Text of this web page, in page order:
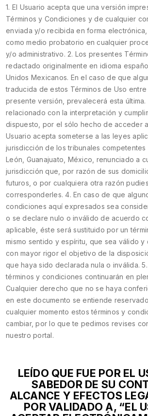
1. El Usuario acepta que una versión
Términos y Condiciones y de cualquier
enviada y/o recibida en forma
como medio probatorio en cualquier
y/o administrativo. 2. Los presentes
redactado originalmente en idioma
Unidos Mexicanos. En el caso de que
traducida de estos Términos de Uso
presente versión, prevalecerá esta última.
relacionado con la interpretación y
dispuesto, por el sólo hecho de acceder a
Usuario acepta someterse a las leyes
jurisdicción de los tribunales
León, Guanajuato, México, renunciado a
jurisdicción que, por razón de sus
futuros, o por cualquiera otra razón
corresponderles. 4. En caso de que
condiciones aquí expresados sea
o se declare nulo o inválido de acuerdo
aplicable, éste será sustituido por un
mismo sentido y espíritu, que sea válido y
con mayor rigor el objetivo de la
que haya sido declarada nula o inválida.
términos y condiciones continuarán en
Cualquier derecho que no se haya
en este documento se entiende
cualquier momento estos términos y
cambiar, por lo que te pedimos revises
nuestro portal.
LEÍDO QUE FUE POR EL
SABEDOR DE SU
ALCANCE Y EFECTOS
POR VALIDADO A, “EL